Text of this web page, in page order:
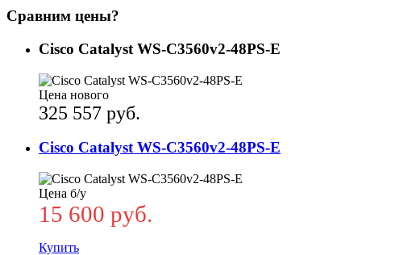
Сравним цены?
Cisco Catalyst WS-C3560v2-48PS-E
Цена нового
325 557 руб.
Cisco Catalyst WS-C3560v2-48PS-E
Цена б/у
15 600 руб.
Купить